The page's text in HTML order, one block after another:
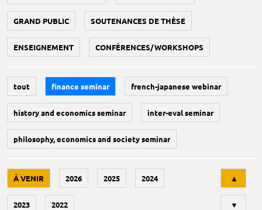
GRAND PUBLIC SOUTENANCES DE THÈSE
ENSEIGNEMENT CONFÉRENCES/WORKSHOPS
tout finance seminar french-japanese webinar
history and economics seminar inter-eval seminar
philosophy, economics and society seminar
À VENIR 2026 2025 2024
2023 2022
▲
▼